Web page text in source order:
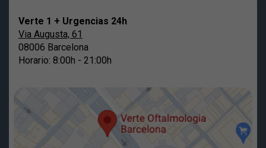
Verte 1 + Urgencias 24h
Via Augusta, 61
08006 Barcelona
Horario: 8:00h - 21:00h